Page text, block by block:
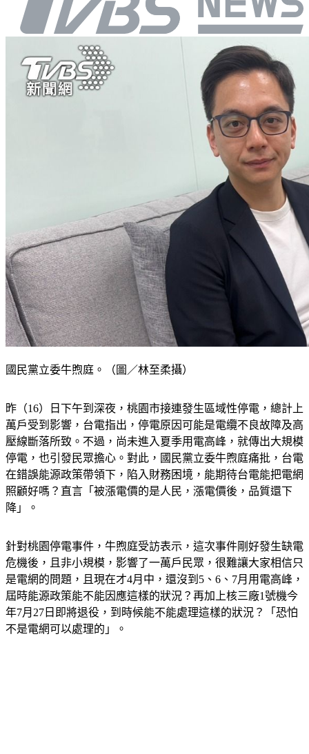
昨（16）日下午到深夜，桃園市接連發生區域性停電，總計上
萬戶受到影響，台電指出，停電原因可能是電纜不良故障及高
壓線斷落所致。不過，尚未進入夏季用電高峰，就傳出大規模
停電，也引發民眾擔心。對此，國民黨立委牛煦庭痛批，台電
在錯誤能源政策帶領下，陷入財務困境，能期待台電能把電網
照顧好嗎？直言「被漲電價的是人民，漲電價後，品質還下
針對桃園停電事件，牛煦庭受訪表示，這次事件剛好發生缺電
危機後，且非小規模，影響了一萬戶民眾，很難讓大家相信只
是電網的問題，且現在才4月中，還沒到5、6、7月用電高峰，
屆時能源政策能不能因應這樣的狀況？再加上核三廠1號機今
年7月27日即將退役，到時候能不能處理這樣的狀況？「恐怕